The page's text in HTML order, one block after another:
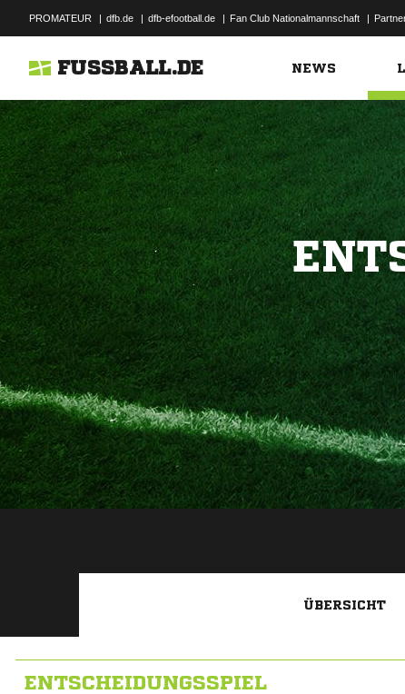
PROMATEUR | dfb.de | dfb-efootball.de | Fan Club Nationalmannschaft |
FUSSBALL.DE NEWS
ÜBERSICHT
ENTSCHEIDUNGSSPIEL